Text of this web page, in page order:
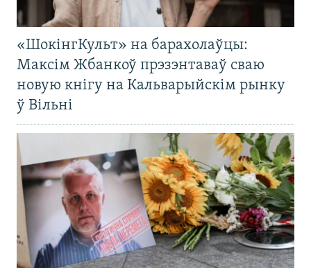
«ШокінгКульт» на барахолаўцы:
Максім Жбанкоў прэзэнтаваў сваю
новую кнігу на Кальварыйскім рынку
ў Вільні